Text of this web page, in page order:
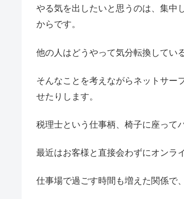
やる気を出したいと思うのは、集中
からです。
他の人はどうやって気分転換してい
そんなことを考えながらネットサー
せたりします。
税理士という仕事柄、椅子に座って
最近はお客様と直接会わずにオンラ
仕事場で過ごす時間も増えた関係で